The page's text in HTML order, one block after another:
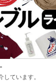
しています。